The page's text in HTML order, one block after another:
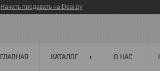
Начать продавать на Deal.by
ГЛАВНАЯ КАТАЛОГ О НАС